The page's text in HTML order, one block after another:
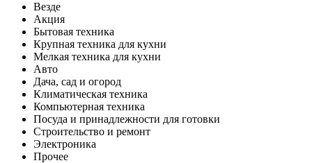
Везде
Акция
Бытовая техника
Крупная техника для кухни
Мелкая техника для кухни
Авто
Дача, сад и огород
Климатическая техника
Компьютерная техника
Посуда и принадлежности для готовки
Строительство и ремонт
Электроника
Прочее